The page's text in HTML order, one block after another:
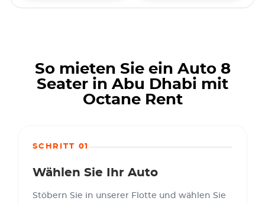
So mieten Sie ein Auto 8
Seater in Abu Dhabi mit
Octane Rent
SCHRITT 01
Wählen Sie Ihr Auto
Stöbern Sie in unserer Flotte und wählen Sie